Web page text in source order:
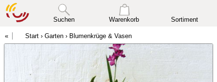
Suchen Warenkorb Sortiment
Start › Garten › Blumenkrüge & Vasen